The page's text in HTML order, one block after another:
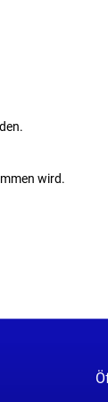
wird.